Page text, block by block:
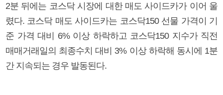
2분 뒤에는 코스닥 시장에 대한 매도 사이드카가 이어 울
렸다. 코스닥 매도 사이드카는 코스닥150 선물 가격이 기
준 가격 대비 6% 이상 하락하고 코스닥150 지수가 직전
매매거래일의 최종수치 대비 3% 이상 하락해 동시에 1분
간 지속되는 경우 발동된다.